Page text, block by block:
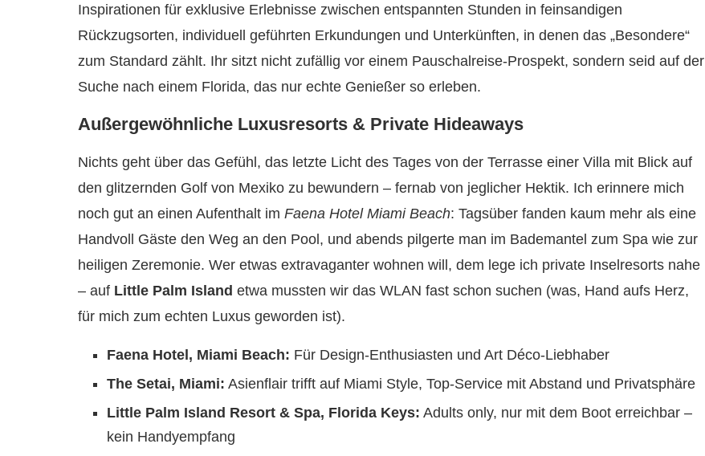
Inspirationen für exklusive Erlebnisse zwischen entspannten Stunden in feinsandigen
Rückzugsorten, individuell geführten Erkundungen und Unterkünften, in denen das „Besondere“
zum Standard zählt. Ihr sitzt nicht zufällig vor einem Pauschalreise-Prospekt, sondern seid auf der
Suche nach einem Florida, das nur echte Genießer so erleben.
Außergewöhnliche Luxusresorts & Private Hideaways
Nichts geht über das Gefühl, das letzte Licht des Tages von der Terrasse einer Villa mit Blick auf
den glitzernden Golf von Mexiko zu bewundern – fernab von jeglicher Hektik. Ich erinnere mich
noch gut an einen Aufenthalt im Faena Hotel Miami Beach: Tagsüber fanden kaum mehr als eine
Handvoll Gäste den Weg an den Pool, und abends pilgerte man im Bademantel zum Spa wie zur
heiligen Zeremonie. Wer etwas extravaganter wohnen will, dem lege ich private Inselresorts nahe
– auf Little Palm Island etwa mussten wir das WLAN fast schon suchen (was, Hand aufs Herz,
für mich zum echten Luxus geworden ist).
Faena Hotel, Miami Beach: Für Design-Enthusiasten und Art Déco-Liebhaber
The Setai, Miami: Asienflair trifft auf Miami Style, Top-Service mit Abstand und Privatsphäre
Little Palm Island Resort & Spa, Florida Keys: Adults only, nur mit dem Boot erreichbar –
kein Handyempfang